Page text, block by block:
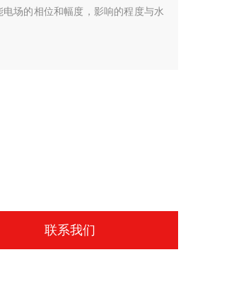
场的相位和幅度，影响的程度与水
联系我们